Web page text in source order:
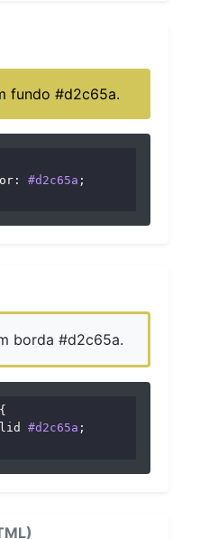
fundo #d2c65a.
: #d2c65a ;
borda #d2c65a.
#d2c65a ;